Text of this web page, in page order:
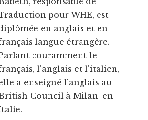
pour WHE, est
en anglais et en
langue étrangère.
couramment le
l'anglais et l'italien,
a enseigné l'anglais au
Council à Milan, en